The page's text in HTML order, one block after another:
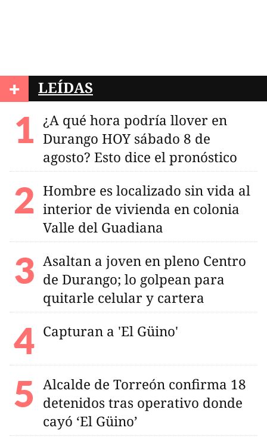
+ LEÍDAS
¿A qué hora podría llover en
Durango HOY sábado 8 de
agosto? Esto dice el pronóstico
Hombre es localizado sin vida al
interior de vivienda en colonia
Valle del Guadiana
Asaltan a joven en pleno Centro
de Durango; lo golpean para
quitarle celular y cartera
Capturan a 'El Güino'
Alcalde de Torreón confirma 18
detenidos tras operativo donde
cayó ‘El Güino’